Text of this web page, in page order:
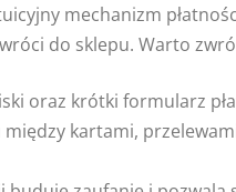
mechanizm
do sklepu. Warto
oraz krótki formularz
kartami,